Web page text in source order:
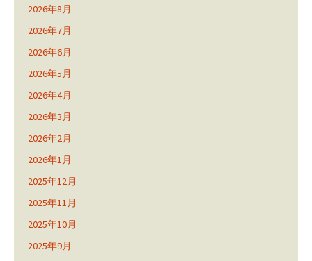
2026年8月
2026年7月
2026年6月
2026年5月
2026年4月
2026年3月
2026年2月
2026年1月
2025年12月
2025年11月
2025年10月
2025年9月